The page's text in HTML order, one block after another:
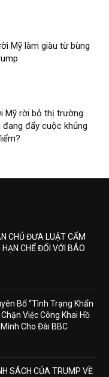
Mỹ làm giàu từ bùng
Mỹ rời bỏ thị trường
đẩy cuộc khủng
CHỦ ĐƯA LUẬT CẤM
HẠN CHẾ ĐỐI VỚI BÁO
Bố “Tình Trạng Khẩn
Việc Công Khai Hồ
Cho Đài BBC
SÁCH CỦA TRUMP VỀ